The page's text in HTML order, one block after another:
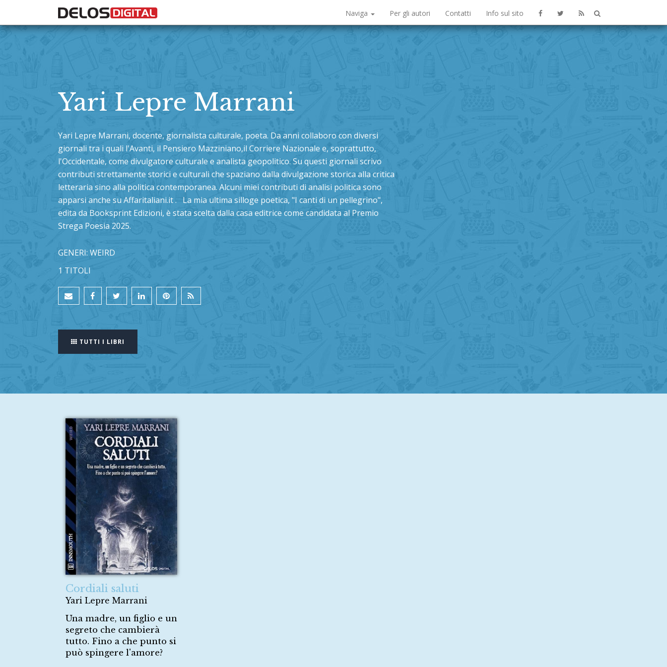
Naviga Per gli autori Contatti Info sul sito
Yari Lepre Marrani
Yari Lepre Marrani, docente, giornalista culturale, poeta. Da anni collaboro con diversi
giornali tra i quali l'Avanti, il Pensiero Mazziniano,il Corriere Nazionale e, soprattutto,
l'Occidentale, come divulgatore culturale e analista geopolitico. Su questi giornali scrivo
contributi strettamente storici e culturali che spaziano dalla divulgazione storica alla critica
letteraria sino alla politica contemporanea. Alcuni miei contributi di analisi politica sono
apparsi anche su Affaritaliani.it . La mia ultima silloge poetica, "I canti di un pellegrino",
edita da Booksprint Edizioni, è stata scelta dalla casa editrice come candidata al Premio
Strega Poesia 2025.
GENERI: WEIRD
1 TITOLI
TUTTI I LIBRI
Cordiali saluti
Yari Lepre Marrani
Una madre, un figlio e un
segreto che cambierà
tutto. Fino a che punto si
può spingere l'amore?